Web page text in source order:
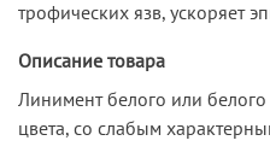
трофических язв, ускоряет
Описание товара
Линимент белого или
цвета, со слабым